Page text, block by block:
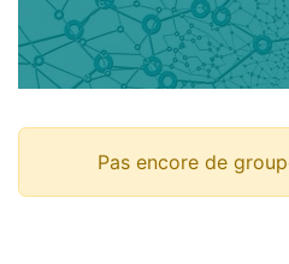
Pas encore de